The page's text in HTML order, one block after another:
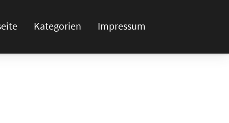
Kategorien Impressum